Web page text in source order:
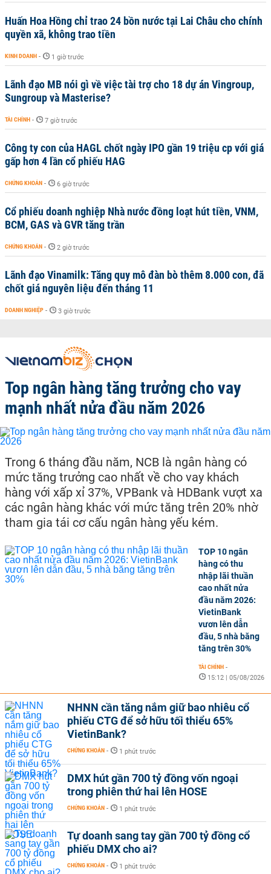
Huấn Hoa Hồng chỉ trao 24 bồn nước tại Lai Châu cho chính
quyền xã, không trao tiền
KINH DOANH - 1 giờ trước
Lãnh đạo MB nói gì về việc tài trợ cho 18 dự án Vingroup,
Sungroup và Masterise?
TÀI CHÍNH - 7 giờ trước
Công ty con của HAGL chốt ngày IPO gần 19 triệu cp với giá
gấp hơn 4 lần cổ phiếu HAG
CHỨNG KHOÁN - 6 giờ trước
Cổ phiếu doanh nghiệp Nhà nước đồng loạt hút tiền, VNM,
BCM, GAS và GVR tăng trần
CHỨNG KHOÁN - 2 giờ trước
Lãnh đạo Vinamilk: Tăng quy mô đàn bò thêm 8.000 con, đã
chốt giá nguyên liệu đến tháng 11
DOANH NGHIỆP - 3 giờ trước
Top ngân hàng tăng trưởng cho vay
mạnh nhất nửa đầu năm 2026
Trong 6 tháng đầu năm, NCB là ngân hàng có
mức tăng trưởng cao nhất về cho vay khách
hàng với xấp xỉ 37%, VPBank và HDBank vượt xa
các ngân hàng khác với mức tăng trên 20% nhờ
tham gia tái cơ cấu ngân hàng yếu kém.
TOP 10 ngân
hàng có thu
nhập lãi thuần
cao nhất nửa
đầu năm 2026:
VietinBank
vươn lên dẫn
đầu, 5 nhà băng
tăng trên 30%
TÀI CHÍNH -
15:12 | 05/08/2026
NHNN cần tăng nắm giữ bao nhiêu cổ
phiếu CTG để sở hữu tối thiểu 65%
VietinBank?
CHỨNG KHOÁN - 1 phút trước
DMX hút gần 700 tỷ đồng vốn ngoại
trong phiên thứ hai lên HOSE
CHỨNG KHOÁN - 1 phút trước
Tự doanh sang tay gần 700 tỷ đồng cổ
phiếu DMX cho ai?
CHỨNG KHOÁN - 1 phút trước